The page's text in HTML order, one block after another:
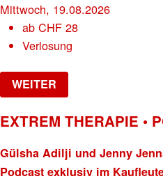
Mittwoch, 19.08.2026
abCHF 28
Verlosung
WEITER
EXTREM THERAPIE •
Gülsha Adilji und Jenny
Podcast exklusiv im